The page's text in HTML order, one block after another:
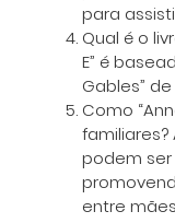
para
Qual é o
E” é
Gables”
Como
familiares?
podem
entre